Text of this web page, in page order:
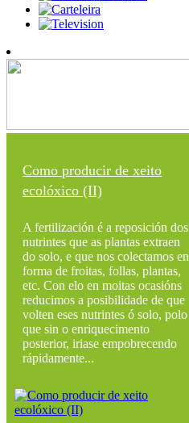
Como producir de xeito
ecolóxico (II)
A fertilización é a reposición dos
nutrintes que as plantas extraen
do solo, e que nos colectamos en
forma de froitas, follas, plantas,
etc. Con elo en moitas ocasións
reducimos a posibilidade de que
volten eses nutrintes ó solo, polo
que sin o enriquecimento
posterior, iriase empobrecendo
rápidamente...